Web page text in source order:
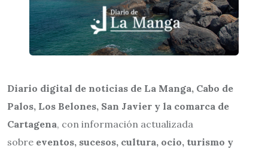
Diario digital de noticias de La Manga, Cabo de
Palos, Los Belones, San Javier y la comarca de
Cartagena, con información actualizada
sobre eventos, sucesos, cultura, ocio, turismo y